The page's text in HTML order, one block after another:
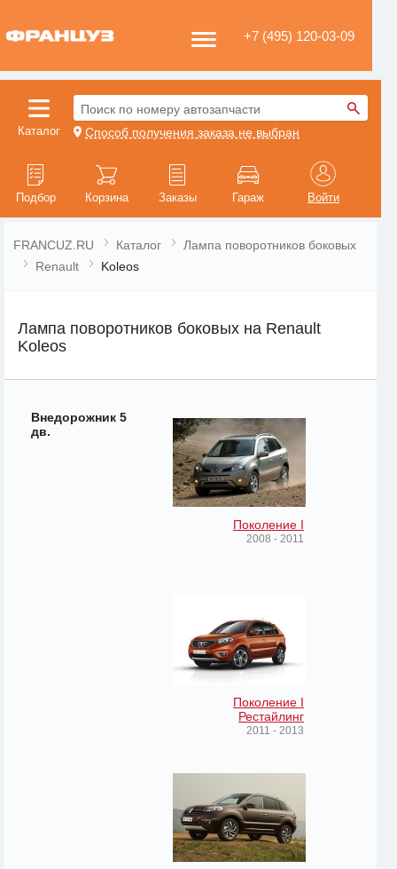
+7 (495) 120-03-09
Каталог
Поиск по номеру автозапчасти
Способ получения заказа не выбран
Подбор Корзина Заказы Гараж Войти
FRANCUZ.RU Каталог
Лампа поворотников боковых
Renault
Koleos
Лампа поворотников боковых на Renault
Koleos
Внедорожник 5
дв.
Поколение I
2008 - 2011
Поколение I
Рестайлинг
2011 - 2013